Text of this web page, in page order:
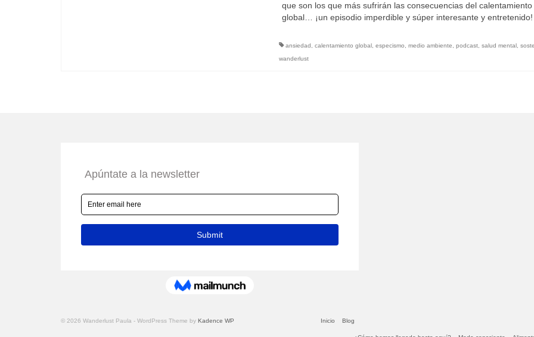
que son los que más sufrirán las consecuencias del calentamiento
global… ¡un episodio imperdible y súper interesante y entretenido!
ansiedad, calentamiento global, especismo, medio ambiente, podcast, salud mental,
wanderlust
Inicio Blog
© 2026 Wanderlust Paula - WordPress Theme by Kadence WP